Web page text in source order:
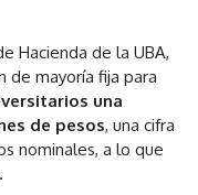
Hacienda de la UBA,
de mayoría fija para
una
de pesos, una cifra
nominales, a lo que